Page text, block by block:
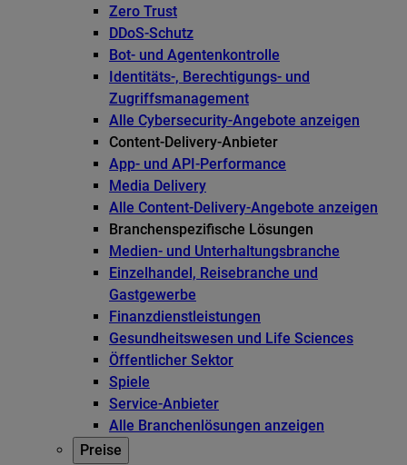
Zero Trust
DDoS-Schutz
Bot- und Agentenkontrolle
Identitäts-, Berechtigungs- und
Zugriffsmanagement
Alle Cybersecurity-Angebote anzeigen
Content-Delivery-Anbieter
App- und API-Performance
Media Delivery
Alle Content-Delivery-Angebote anzeigen
Branchenspezifische Lösungen
Medien- und Unterhaltungsbranche
Einzelhandel, Reisebranche und
Gastgewerbe
Finanzdienstleistungen
Gesundheitswesen und Life Sciences
Öffentlicher Sektor
Spiele
Service-Anbieter
Alle Branchenlösungen anzeigen
Preise